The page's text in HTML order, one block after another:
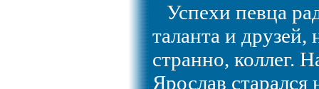
Успехи певца
таланта и друзей,
странно, коллег.
Ярослав старался